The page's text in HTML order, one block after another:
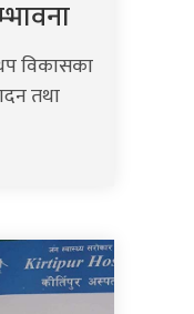
विकासका
तथा